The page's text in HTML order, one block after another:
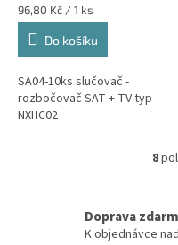
Měrná
cena:
96,80 Kč / 1 ks
Do košíku
SA04-10ks slučovač -
rozbočovač SAT + TV typ
NXHC02
8
Doprava
K objednávce